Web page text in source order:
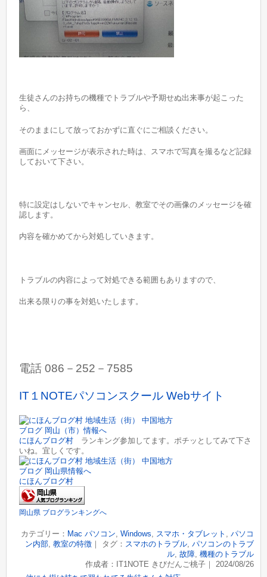
生徒さんのお持ちの機種でトラブルや予期せぬ出来事が起こった
ら、
そのままにして放っておかずに直ぐにご相談ください。
画面にメッセージが表示された時は、スマホで写真を撮るなど記録
しておいて下さい。
特に設定はしないでキャンセル、教室でその画像のメッセージを確
認します。
内容を確かめてから対処していきます。
トラブルの内容によって対処できる範囲もありますので、
出来る限りの事を対処いたします。
電話 086－252－7585
IT１NOTEパソコンスクール Webサイト
にほんブログ村 ランキング参加してます。ポチッとしてみて下さ
いね。宜しくです。
にほんブログ村
岡山県 ブログランキングへ
カテゴリー： Mac パソコン Windows スマホ・タブレット
パソコ
ン内部, 教室の特徴｜ タグ： スマホのトラブル, パソコンのトラブ
ル, 故障, 機種のトラブル
作成者：IT1NOTE きびだんご桃子｜ 2024/08/26